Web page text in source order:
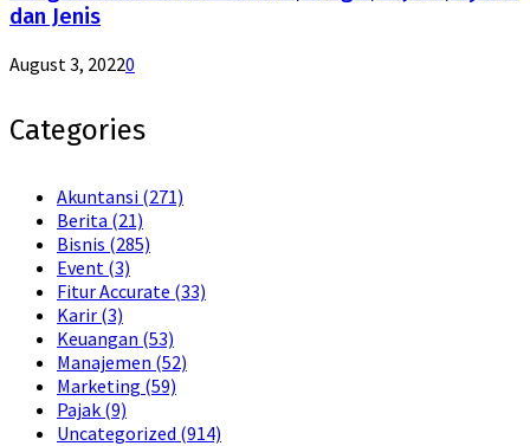
dan Jenis
August 3, 20220
Categories
Akuntansi (271)
Berita (21)
Bisnis (285)
Event (3)
Fitur Accurate (33)
Karir (3)
Keuangan (53)
Manajemen (52)
Marketing (59)
Pajak (9)
Uncategorized (914)